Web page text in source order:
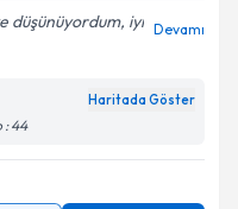
düşünüyordum, iyi Devamı
Haritada Göster
: 44